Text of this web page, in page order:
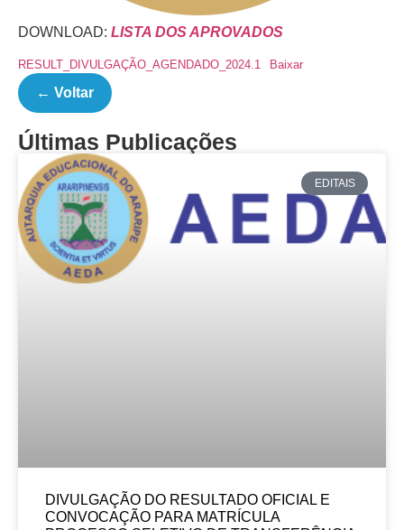
DOWNLOAD: LISTA DOS APROVADOS
RESULT_DIVULGAÇÃO_AGENDADO_2024.1 Baixar
← Voltar
Últimas Publicações
EDITAIS
DIVULGAÇÃO DO RESULTADO OFICIAL E
CONVOCAÇÃO PARA MATRÍCULA